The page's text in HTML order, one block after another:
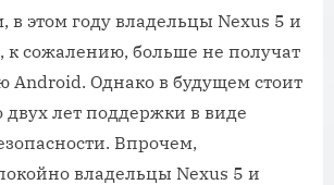
в этом году владельцы Nexus 5 и
к сожалению, больше не получат
Android. Однако в будущем стоит
двух лет поддержки в виде
Впрочем,
владельцы Nexus 5 и